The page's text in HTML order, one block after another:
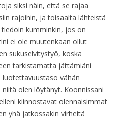
siksi näin, että se rajaa
rajoihin, ja toisaalta lähteistä
kumminkin, jos on
ei ole muutenkaan ollut
sukuselvitystyö, koska
tarkistamatta jättämiäni
vähän
olen löytänyt. Koonnissani
kiinnostavat olennaisimmat
yhä jatkossakin virheitä